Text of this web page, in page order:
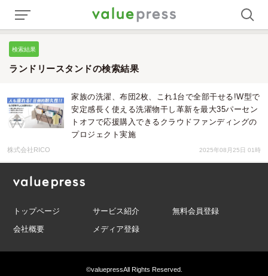
検索結果
ランドリースタンドの検索結果
家族の洗濯、布団2枚、これ1台で全部干せる!W型で
安定感長く使える洗濯物干し革新を最大35パーセン
トオフで応援購入できるクラウドファンディングの
プロジェクト実施
株式会社RICO 2025年08月25日 01時
トップページ サービス紹介
無料会員登録
会社概要
メディア登録
©valuepressAll Rights Reserved.